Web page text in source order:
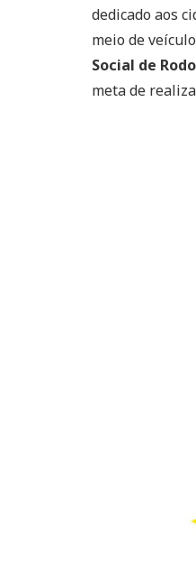
dedicado aos
meio de
Social de
meta de